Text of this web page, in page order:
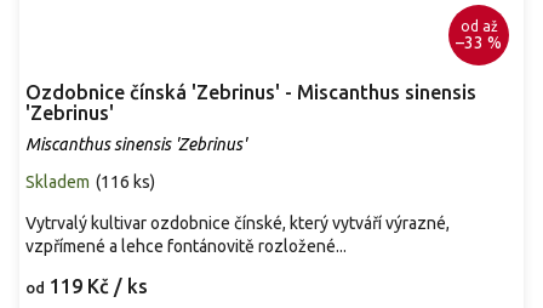
od až
–33 %
Ozdobnice čínská 'Zebrinus' - Miscanthus sinensis
'Zebrinus'
Miscanthus sinensis 'Zebrinus'
Skladem (116 ks)
od 119 Kč / ks
Vytrvalý kultivar ozdobnice čínské, který vytváří výrazné,
vzpřímené a lehce fontánovitě rozložené...